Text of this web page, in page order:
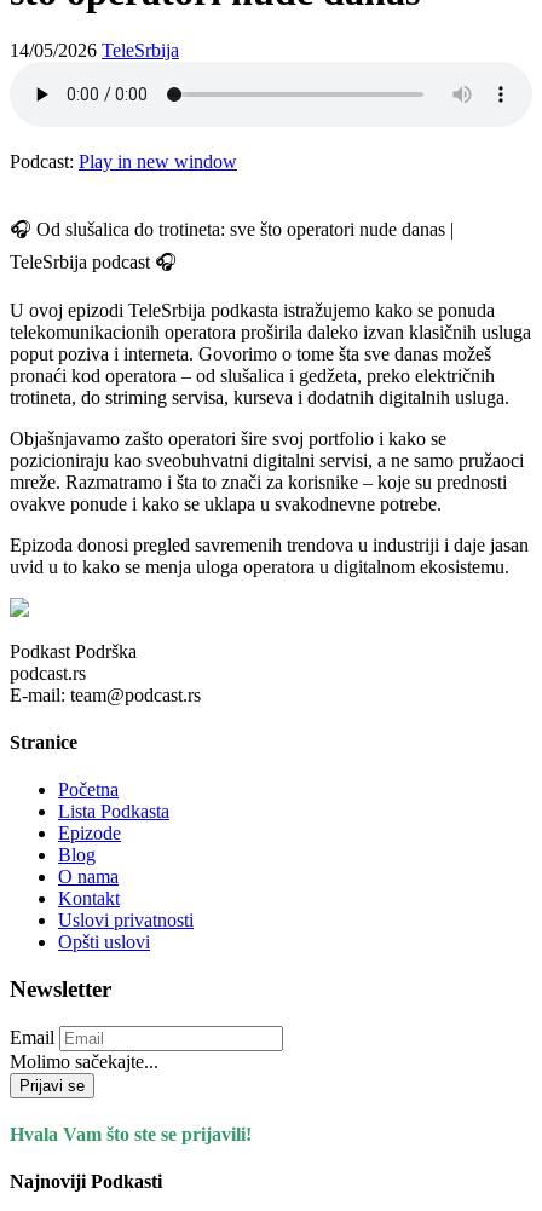
14/05/2026 TeleSrbija
Podcast: Play in new window
🎧 Od slušalica do trotinetа: sve što operatori nude danas |
TeleSrbija podcast 🎧
U ovoj epizodi TeleSrbija podkasta istražujemo kako se ponuda
telekomunikacionih operatora proširila daleko izvan klasičnih usluga
poput poziva i interneta. Govorimo o tome šta sve danas možeš
pronaći kod operatora – od slušalica i gedžeta, preko električnih
trotinetа, do striming servisa, kurseva i dodatnih digitalnih usluga.
Objašnjavamo zašto operatori šire svoj portfolio i kako se
pozicioniraju kao sveobuhvatni digitalni servisi, a ne samo pružaoci
mreže. Razmatramo i šta to znači za korisnike – koje su prednosti
ovakve ponude i kako se uklapa u svakodnevne potrebe.
Epizoda donosi pregled savremenih trendova u industriji i daje jasan
uvid u to kako se menja uloga operatora u digitalnom ekosistemu.
Podkast Podrška
podcast.rs
E-mail: team@podcast.rs
Stranice
Početna
Lista Podkasta
Epizode
Blog
O nama
Kontakt
Uslovi privatnosti
Opšti uslovi
Newsletter
Email
Molimo sačekajte...
Prijavi se
Hvala Vam što ste se prijavili!
Najnoviji Podkasti